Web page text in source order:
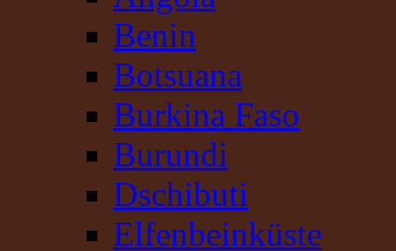
Benin
Botsuana
Burkina Faso
Burundi
Dschibuti
Elfenbeinküste